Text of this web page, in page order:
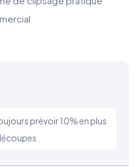
prévoir 10% en plus